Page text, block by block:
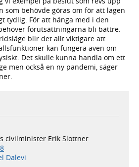
som behövde göras om för att lagen
tydlig. För att hänga med i den
förutsättningarna bli bättre.
blir det allt viktigare att
kan fungera även om
Det skulle kunna handla om ett
men också en ny pandemi, säger
civilminister Erik Slottner
Dalevi